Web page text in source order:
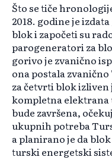
Što se tiče
2018. godine je
blok i započeti su
parogeneratori za
gorivo je zvanično
ona postala
za četvrti blok izliven
kompletna elektrana
bude završena,
ukupnih potreba
a planirano je da
turski energetski